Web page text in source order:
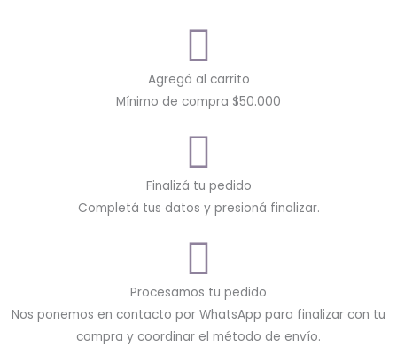
Agregá al carrito
Mínimo de compra $50.000
Finalizá tu pedido
Completá tus datos y presioná finalizar.
Procesamos tu pedido
Nos ponemos en contacto por WhatsApp para finalizar con tu
compra y coordinar el método de envío.